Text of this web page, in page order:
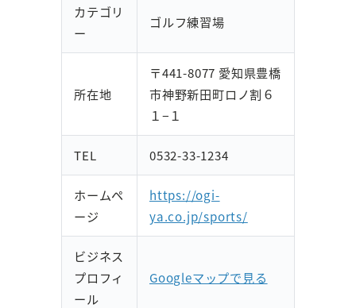
カテゴリ
ー
ゴルフ練習場
所在地
〒441-8077 愛知県豊橋
市神野新田町ロノ割６
１−１
TEL 0532-33-1234
ホームペ
ージ
https://ogi-
ya.co.jp/sports/
ビジネス
プロフィ
ール
Googleマップで見る